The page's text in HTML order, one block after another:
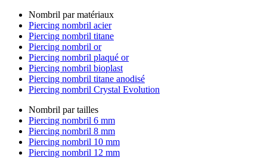
Nombril par matériaux
Piercing nombril acier
Piercing nombril titane
Piercing nombril or
Piercing nombril plaqué or
Piercing nombril bioplast
Piercing nombril titane anodisé
Piercing nombril Crystal Evolution
Nombril par tailles
Piercing nombril 6 mm
Piercing nombril 8 mm
Piercing nombril 10 mm
Piercing nombril 12 mm